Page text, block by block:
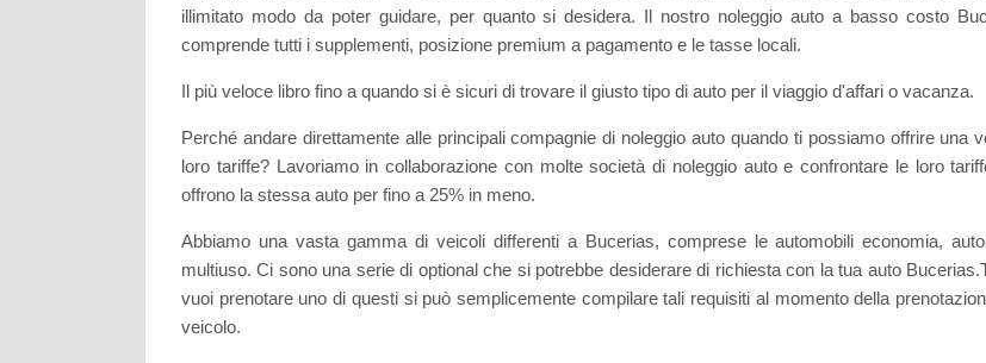
illimitato modo da poter guidare, per quanto si desidera. Il nostro noleggio auto a basso costo
comprende tutti i supplementi, posizione premium a pagamento e le tasse locali.
Il più veloce libro fino a quando si è sicuri di trovare il giusto tipo di auto per il viaggio d'affari o vacanza.
Perché andare direttamente alle principali compagnie di noleggio auto quando ti possiamo offrire una
loro tariffe? Lavoriamo in collaborazione con molte società di noleggio auto e confrontare le loro
offrono la stessa auto per fino a 25% in meno.
Abbiamo una vasta gamma di veicoli differenti a Bucerias, comprese le automobili economia,
multiuso. Ci sono una serie di optional che si potrebbe desiderare di richiesta con la tua auto
vuoi prenotare uno di questi si può semplicemente compilare tali requisiti al momento della
veicolo.